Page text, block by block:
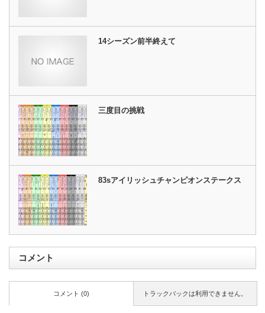
14シーズン前半終えて
三度目の挑戦
83sアイリッシュチャンピオンステークス
コメント
トラックバックは利用できません。
コメント (0)